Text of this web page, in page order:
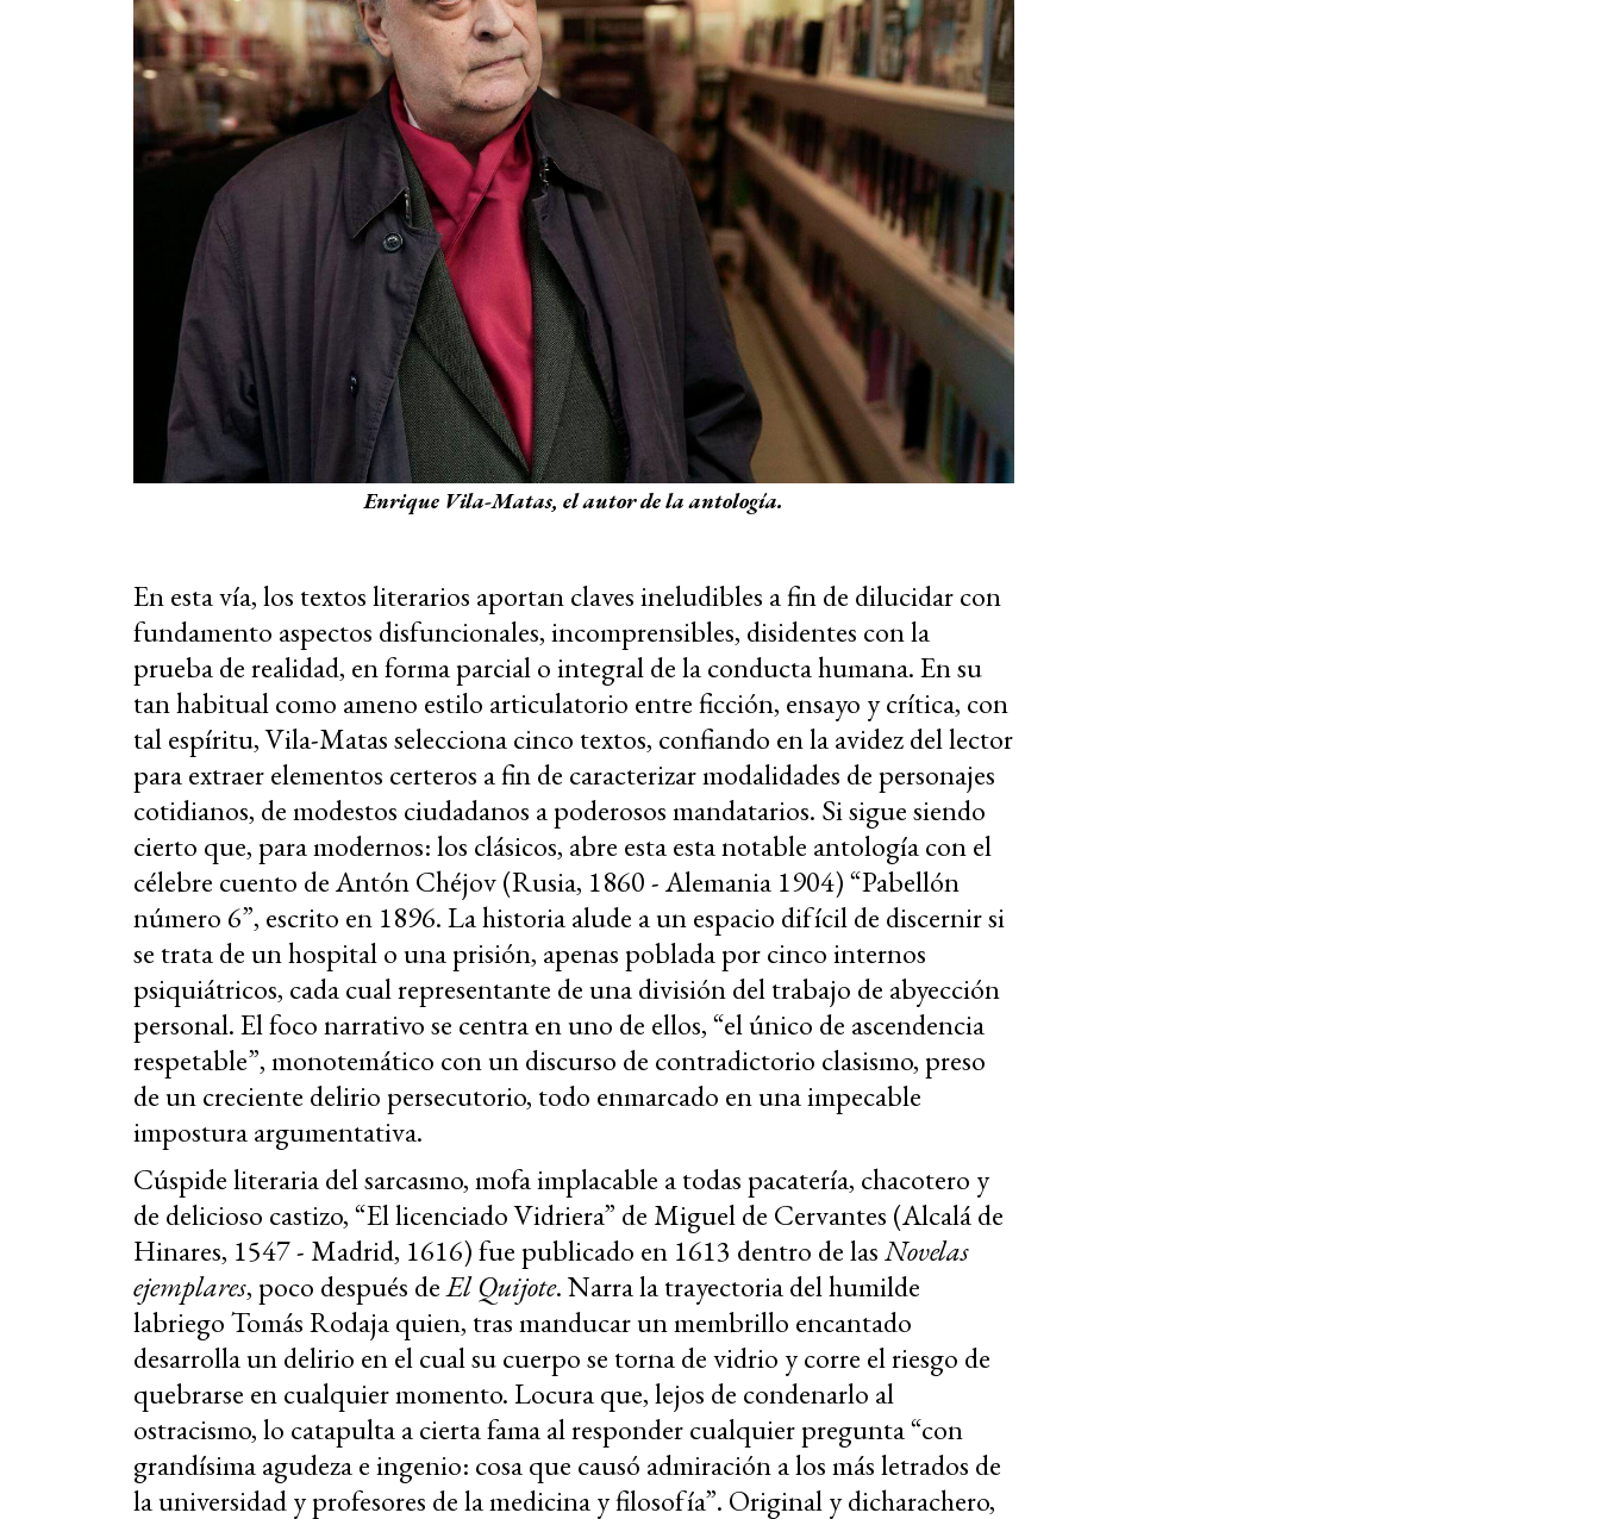
Enrique Vila-Matas, el autor de la antología.
En esta vía, los textos literarios aportan claves ineludibles a fin de dilucidar con
fundamento aspectos disfuncionales, incomprensibles, disidentes con la
prueba de realidad, en forma parcial o integral de la conducta humana. En su
tan habitual como ameno estilo articulatorio entre ficción, ensayo y crítica, con
tal espíritu, Vila-Matas selecciona cinco textos, confiando en la avidez del lector
para extraer elementos certeros a fin de caracterizar modalidades de personajes
cotidianos, de modestos ciudadanos a poderosos mandatarios. Si sigue siendo
cierto que, para modernos: los clásicos, abre esta esta notable antología con el
célebre cuento de Antón Chéjov (Rusia, 1860 - Alemania 1904) “Pabellón
número 6”, escrito en 1896. La historia alude a un espacio difícil de discernir si
se trata de un hospital o una prisión, apenas poblada por cinco internos
psiquiátricos, cada cual representante de una división del trabajo de abyección
personal. El foco narrativo se centra en uno de ellos, “el único de ascendencia
respetable”, monotemático con un discurso de contradictorio clasismo, preso
de un creciente delirio persecutorio, todo enmarcado en una impecable
impostura argumentativa.
Cúspide literaria del sarcasmo, mofa implacable a todas pacatería, chacotero y
de delicioso castizo, “El licenciado Vidriera” de Miguel de Cervantes (Alcalá de
Hinares, 1547 - Madrid, 1616) fue publicado en 1613 dentro de lasNovelas
ejemplares, poco después deEl Quijote. Narra la trayectoria del humilde
labriego Tomás Rodaja quien, tras manducar un membrillo encantado
desarrolla un delirio en el cual su cuerpo se torna de vidrio y corre el riesgo de
quebrarse en cualquier momento. Locura que, lejos de condenarlo al
ostracismo, lo catapulta a cierta fama al responder cualquier pregunta “con
grandísima agudeza e ingenio: cosa que causó admiración a los más letrados de
la universidad y profesores de la medicina y filosofía”. Original y dicharachero,